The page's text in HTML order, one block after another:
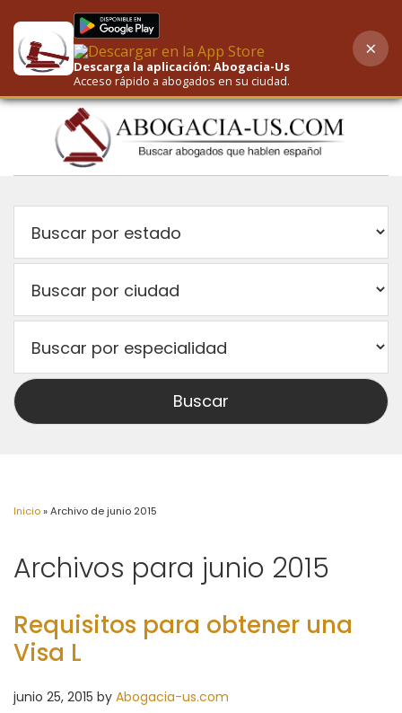
AI-Powered Search
Inicio»Archivo de junio 2015
Archivos para junio 2015
Requisitos para obtener una
Visa L
junio 25, 2015 by Abogacia-us.com
Descarga la aplicación: Abogacia-Us
Acceso rápido a abogados en su ciudad.
×